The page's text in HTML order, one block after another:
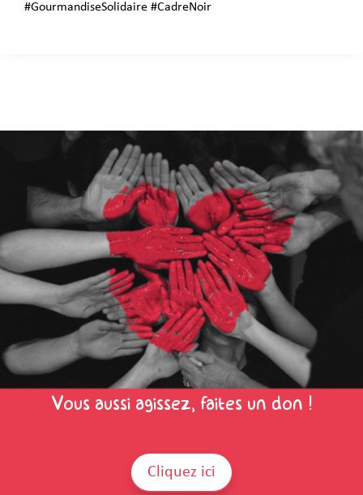
#GourmandiseSolidaire #CadreNoir
Vous aussi agissez, faites un don !
Cliquez ici